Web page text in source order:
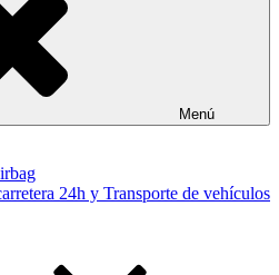
Menú
24h y Transporte de vehículos